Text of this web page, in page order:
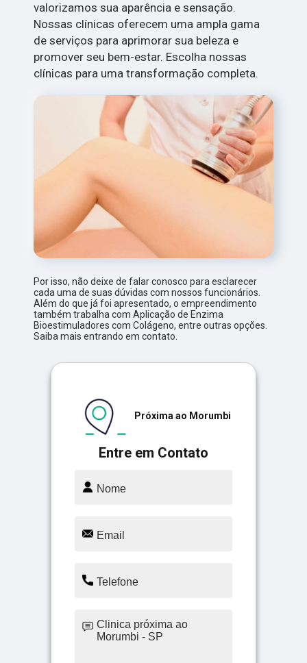
valorizamos sua aparência e sensação.
Nossas clínicas oferecem uma ampla gama
de serviços para aprimorar sua beleza e
promover seu bem-estar. Escolha nossas
clínicas para uma transformação completa.
Por isso, não deixe de falar conosco para esclarecer
cada uma de suas dúvidas com nossos funcionários.
Além do que já foi apresentado, o empreendimento
também trabalha com Aplicação de Enzima
Bioestimuladores com Colágeno, entre outras opções.
Saiba mais entrando em contato.
Entre em Contato
Próxima ao Morumbi